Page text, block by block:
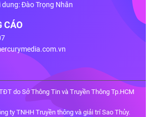
Đào Trọng Nhân
CÁO
do Sở Thông Tin và Truyền Thông Tp.HCM
ty TNHH Truyền thông và giải trí Sao Thủy.